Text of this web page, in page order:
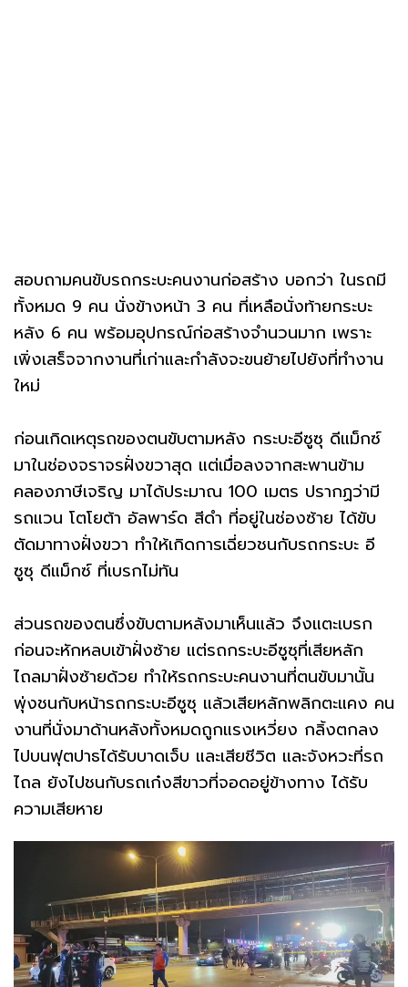
สอบถามคนขับรถกระบะคนงานก่อสร้าง บอกว่า ในรถมี
ทั้งหมด 9 คน นั่งข้างหน้า 3 คน ที่เหลือนั่งท้ายกระบะ
หลัง 6 คน พร้อมอุปกรณ์ก่อสร้างจำนวนมาก เพราะ
เพิ่งเสร็จจากงานที่เก่าและกำลังจะขนย้ายไปยังที่ทำงาน
ใหม่
ก่อนเกิดเหตุรถของตนขับตามหลัง กระบะอีซูซุ ดีแม็กซ์
มาในช่องจราจรฝั่งขวาสุด แต่เมื่อลงจากสะพานข้าม
คลองภาษีเจริญ มาได้ประมาณ 100 เมตร ปรากฏว่ามี
รถแวน โตโยต้า อัลพาร์ด สีดำ ที่อยู่ในช่องซ้าย ได้ขับ
ตัดมาทางฝั่งขวา ทำให้เกิดการเฉี่ยวชนกับรถกระบะ อี
ซูซุ ดีแม็กซ์ ที่เบรกไม่ทัน
ส่วนรถของตนซึ่งขับตามหลังมาเห็นแล้ว จึงแตะเบรก
ก่อนจะหักหลบเข้าฝั่งซ้าย แต่รถกระบะอีซูซุที่เสียหลัก
ไถลมาฝั่งซ้ายด้วย ทำให้รถกระบะคนงานที่ตนขับมานั้น
พุ่งชนกับหน้ารถกระบะอีซูซุ แล้วเสียหลักพลิกตะแคง คน
งานที่นั่งมาด้านหลังทั้งหมดถูกแรงเหวี่ยง กลิ้งตกลง
ไปบนฟุตปาธได้รับบาดเจ็บ และเสียชีวิต และจังหวะที่รถ
ไถล ยังไปชนกับรถเก๋งสีขาวที่จอดอยู่ข้างทาง ได้รับ
ความเสียหาย